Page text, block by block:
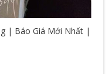
| Báo Giá Mới Nhất |